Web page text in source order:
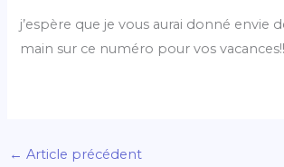
j’espère que je vous aurai donné envie
main sur ce numéro pour vos vacances!!
← Article précédent